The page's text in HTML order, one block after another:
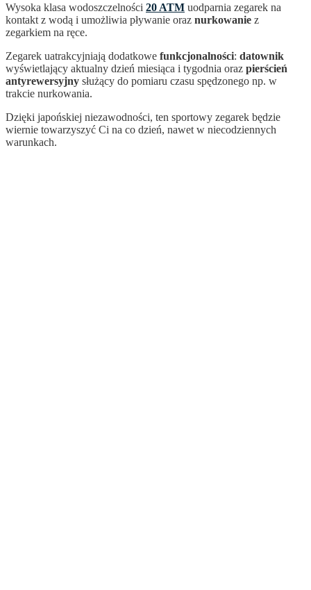
Wysoka klasa wodoszczelności 20 ATM uodparnia zegarek na
kontakt z wodą i umożliwia pływanie oraz nurkowanie z
zegarkiem na ręce.
Zegarek uatrakcyjniają dodatkowe funkcjonalności: datownik
wyświetlający aktualny dzień miesiąca i tygodnia oraz pierścień
antyrewersyjny służący do pomiaru czasu spędzonego np. w
trakcie nurkowania.
Dzięki japońskiej niezawodności, ten sportowy zegarek będzie
wiernie towarzyszyć Ci na co dzień, nawet w niecodziennych
warunkach.